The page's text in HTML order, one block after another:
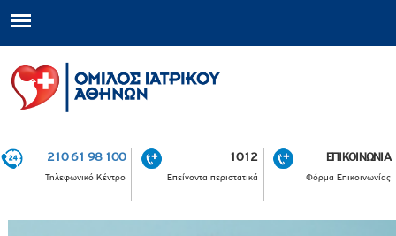
210 61 98 100
Τηλεφωνικό Κέντρο
1012
Επείγοντα περιστατικά
ΕΠΙΚΟΙΝΩΝΙΑ
Φόρμα Επικοινωνίας